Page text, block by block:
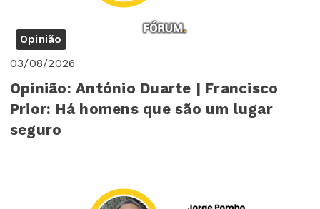
Opinião
03/08/2026
Opinião: António Duarte | Francisco
Prior: Há homens que são um lugar
seguro